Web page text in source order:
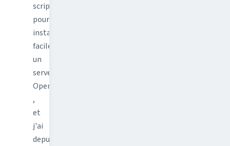
script
pour
installer
facilement
un
serveur
OpenVPN
,
et
j'ai
depuis